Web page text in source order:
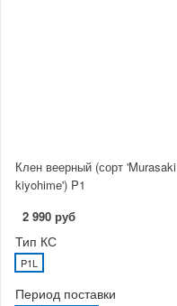
Клен веерный (сорт 'Murasaki
kiyohime') P1
2 990 руб
Тип КС
P1L
Период поставки